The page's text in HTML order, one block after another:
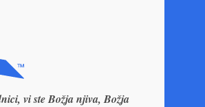
vi ste Božja njiva, Božja